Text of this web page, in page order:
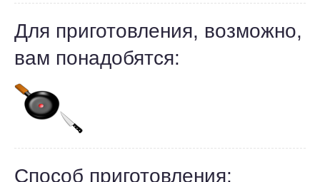
Для приготовления, возможно,
вам понадобятся:
Способ приготовления: